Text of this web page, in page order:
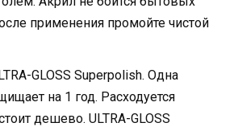
применения промойте чистой
GLOSS Superpolish. Одна
на 1 год. Расходуется
дешево. ULTRA-GLOSS